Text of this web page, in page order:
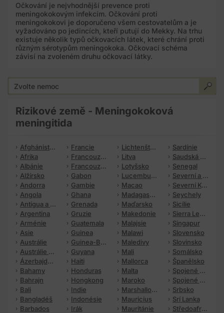
Očkování je nejvhodnější prevence proti
meningokokovým infekcím. Očkování proti
meningokokovi je doporučeno všem cestovatelům a je
vyžadováno po jedincích, kteří putují do Mekky. Na trhu
existuje několik typů očkovacích látek, které chrání proti
různým sérotypům meningokoka. Očkovací schéma
závisí na zvoleném druhu očkovací látky.
Rizikové země - Meningokoková
meningitida
Afghánistán
Afrika
Albánie
Alžírsko
Andorra
Angola
Antigua a Barbuda
Argentina
Arménie
Asie
Austrálie
Austrálie a Oceánie
Ázerbajdžán
Bahamy
Bahrajn
Bali
Bangladéš
Barbados
Francie
Francouzská Guyana
Francouzská Polynésie
Gabon
Gambie
Ghana
Grenada
Gruzie
Guatemala
Guinea
Guinea-Bissau
Guyana
Haiti
Honduras
Hongkong
Indie
Indonésie
Irák
Lichtenštejnsko
Litva
Lotyšsko
Lucembursko
Macao
Madagaskar
Maďarsko
Makedonie
Malajsie
Malawi
Maledivy
Mali
Mallorca
Malta
Maroko
Marshallovy ostrovy
Mauricius
Mauritánie
Sardínie
Saudská Arábie
Senegal
Severní a Střední Amerika
Severní Korea (KLDR)
Seychely
Sicílie
Sierra Leone
Singapur
Slovensko
Slovinsko
Somálsko
Španělsko
Spojené arabské emiráty
Spojené státy americké
Srbsko
Srí Lanka
Středoafrická republika